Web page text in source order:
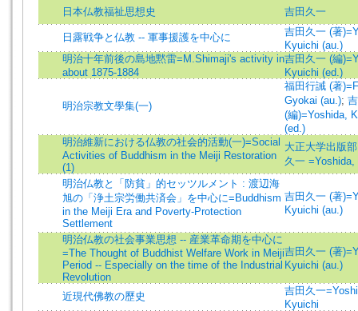
日本仏教福祉思想史 吉田久一
日露戦争と仏教 -- 軍事援護を中心に
吉田久一 (著
Kyuichi (au.)
明治十年前後の島地黙雷=M.Shimaji's activity in
about 1875-1884
吉田久一 (編
Kyuichi (ed.)
明治宗教文學集(一)
福田行誡 (著
Gyokai (au.);
(編)=Yoshida,
(ed.)
明治維新における仏教の社会的活動(一)=Social
Activities of Buddhism in the Meiji Restoration
(1)
大正大学出版部
久一
明治仏教と「防貧」的セッツルメント : 渡辺海
旭の「浄土宗労働共済会」を中心に=Buddhism
in the Meiji Era and Poverty-Protection
Settlement
吉田久一 (著
Kyuichi (au.)
明治仏教の社会事業思想 -- 産業革命期を中心に
=The Thought of Buddhist Welfare Work in Meiji
Period -- Especially on the time of the Industrial
Revolution
吉田久一 (著
Kyuichi (au.)
近現代佛教の歷史
吉田久一
Kyuichi